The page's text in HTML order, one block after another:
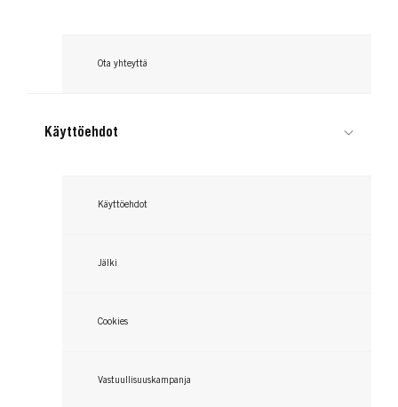
Ota yhteyttä
Käyttöehdot
Käyttöehdot
Jälki
Cookies
Vastuullisuuskampanja